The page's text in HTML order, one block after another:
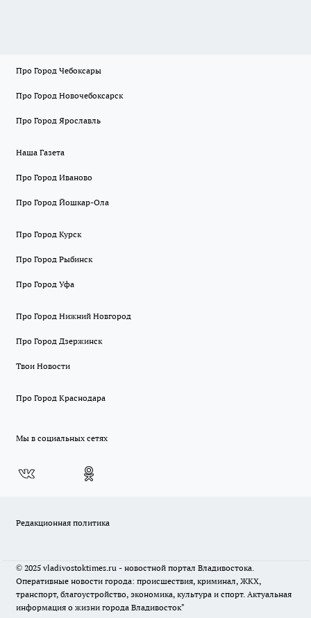
Про Город Чебоксары
Про Город Новочебоксарск
Про Город Ярославль
Наша Газета
Про Город Иваново
Про Город Йошкар-Ола
Про Город Курск
Про Город Рыбинск
Про Город Уфа
Про Город Нижний Новгород
Про Город Дзержинск
Твои Новости
Про Город Краснодара
Мы в социальных сетях
Редакционная политика
© 2025 vladivostoktimes.ru - новостной портал Владивостока.
Оперативные новости города: происшествия, криминал, ЖКХ,
транспорт, благоустройство, экономика, культура и спорт. Актуальная
информация о жизни города Владивосток"